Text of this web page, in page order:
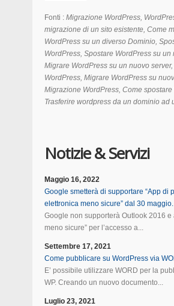
Fonti : Migrazione WordPress,
migrazione di un sito esistente, Come
WordPress su un diverso Dominio,
WordPress, Spostare WordPress su un
Migrare WordPress su un nuovo
WordPress, Migrare WordPress su
Migrazione WordPress, Come spostare
Trasferire wordpress da un dominio ad
Notizie & Servizi
Maggio 16, 2022
Google smetterà di supportare “App di
elettronica meno sicure” dal 30 maggio.
Google non supporterà Outlook 2016 e
meno sicure” per l’accesso a...
Settembre 17, 2021
Come pubblicare su WordPress via
E’ possibile utilizzare WORD per la
WP. Creando un nuovo documento...
Luglio 23, 2021